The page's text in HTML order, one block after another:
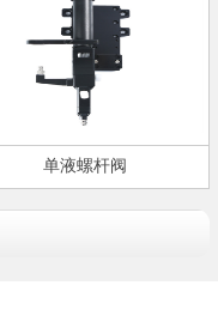
单液螺杆阀